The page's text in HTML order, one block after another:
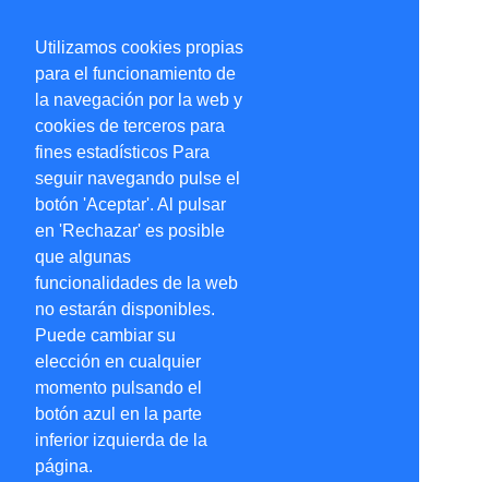
Utilizamos cookies propias
para el funcionamiento de
la navegación por la web y
cookies de terceros para
fines estadísticos Para
seguir navegando pulse el
botón 'Aceptar'. Al pulsar
en 'Rechazar' es posible
que algunas
funcionalidades de la web
no estarán disponibles.
Puede cambiar su
elección en cualquier
momento pulsando el
botón azul en la parte
inferior izquierda de la
página.